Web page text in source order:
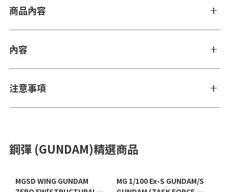
商品內容
內容
注意事項
鋼彈 (GUNDAM)精選商品
MGSD WING GUNDAM
MG 1/100 Ex-S GUNDAM/S